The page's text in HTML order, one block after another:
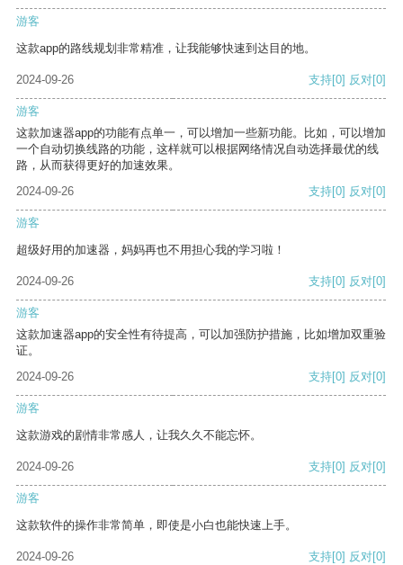
游客
这款app的路线规划非常精准，让我能够快速到达目的地。
2024-09-26 支持[0] 反对[0]
游客
这款加速器app的功能有点单一，可以增加一些新功能。比如，可以增加
一个自动切换线路的功能，这样就可以根据网络情况自动选择最优的线
路，从而获得更好的加速效果。
2024-09-26
支持[0] 反对[0]
游客
超级好用的加速器，妈妈再也不用担心我的学习啦！
2024-09-26 支持[0] 反对[0]
游客
这款加速器app的安全性有待提高，可以加强防护措施，比如增加双重验
证。
2024-09-26
支持[0] 反对[0]
游客
这款游戏的剧情非常感人，让我久久不能忘怀。
2024-09-26 支持[0] 反对[0]
游客
这款软件的操作非常简单，即使是小白也能快速上手。
2024-09-26 支持[0] 反对[0]